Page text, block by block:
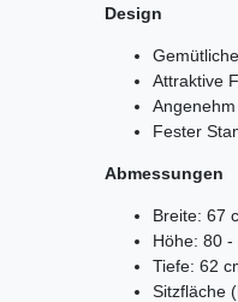
Design
Attraktive
Fester
Abmessungen
Breite: 67
Höhe: 80 -
Tiefe: 62
Sitzfläche